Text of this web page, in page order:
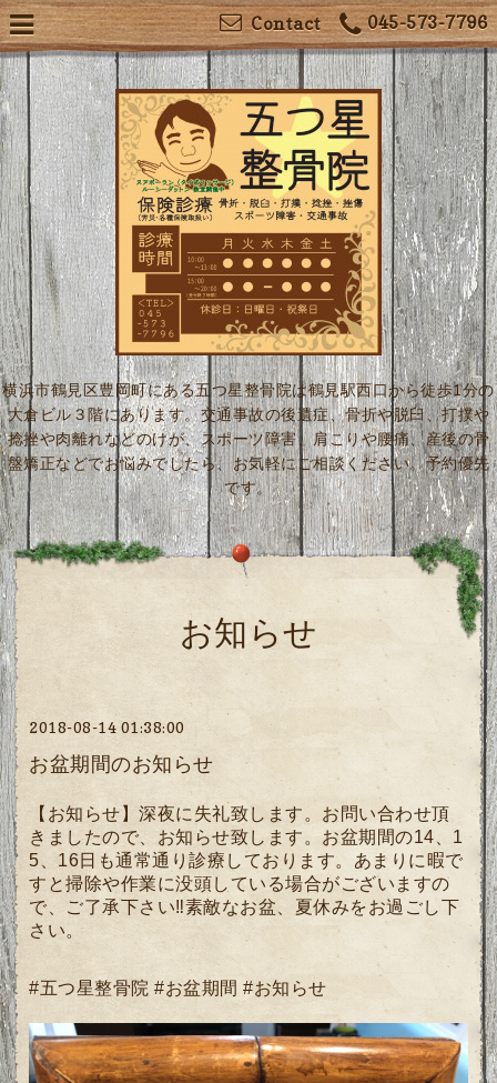
045-573-7796
Contact
横浜市鶴見区豊岡町にある五つ星整骨院は鶴見駅西口から徒歩1分の
大倉ビル３階にあります。交通事故の後遺症、骨折や脱臼、打撲や
捻挫や肉離れなどのけが、スポーツ障害、肩こりや腰痛、産後の骨
盤矯正などでお悩みでしたら、お気軽にご相談ください。予約優先
です。
お知らせ
2018-08-14 01:38:00
お盆期間のお知らせ
【お知らせ】深夜に失礼致します。お問い合わせ頂
きましたので、お知らせ致します。お盆期間の14、1
5、16日も通常通り診療しております。あまりに暇で
すと掃除や作業に没頭している場合がございますの
で、ご了承下さい‼️素敵なお盆、夏休みをお過ごし下
さい。
#五つ星整骨院 #お盆期間 #お知らせ